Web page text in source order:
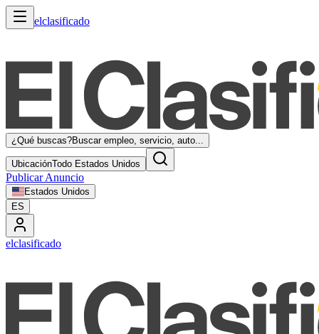
elclasificado
¿Qué buscas?Buscar empleo, servicio, auto...
UbicaciónTodo Estados Unidos
Publicar Anuncio
Estados Unidos
ES
elclasificado